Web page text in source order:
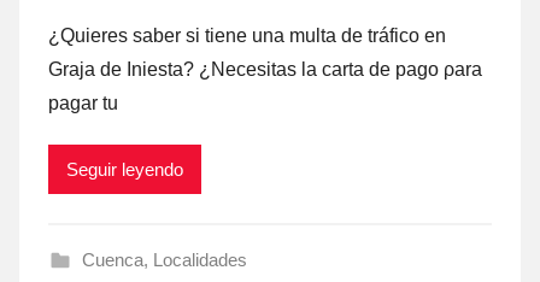
¿Quieres saber ѕi tiene una multa dе tráfico en
Graja dе Iniesta? ¿Necesitas la carta dе pago ρara
pagar tu
Seguir leyendo
Cuenca, Localidades